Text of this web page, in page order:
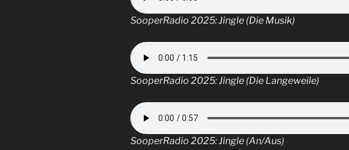
SooperRadio 2025: Jingle (Die Musik)
SooperRadio 2025: Jingle (Die Langeweile)
SooperRadio 2025: Jingle (An/Aus)